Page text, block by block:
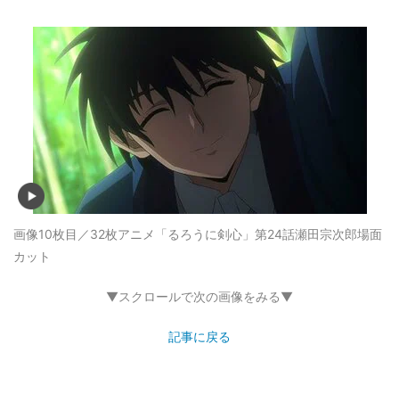
画像10枚目／32枚アニメ「るろうに剣心」第24話瀬田宗次郎場面
カット
▼スクロールで次の画像をみる▼
記事に戻る